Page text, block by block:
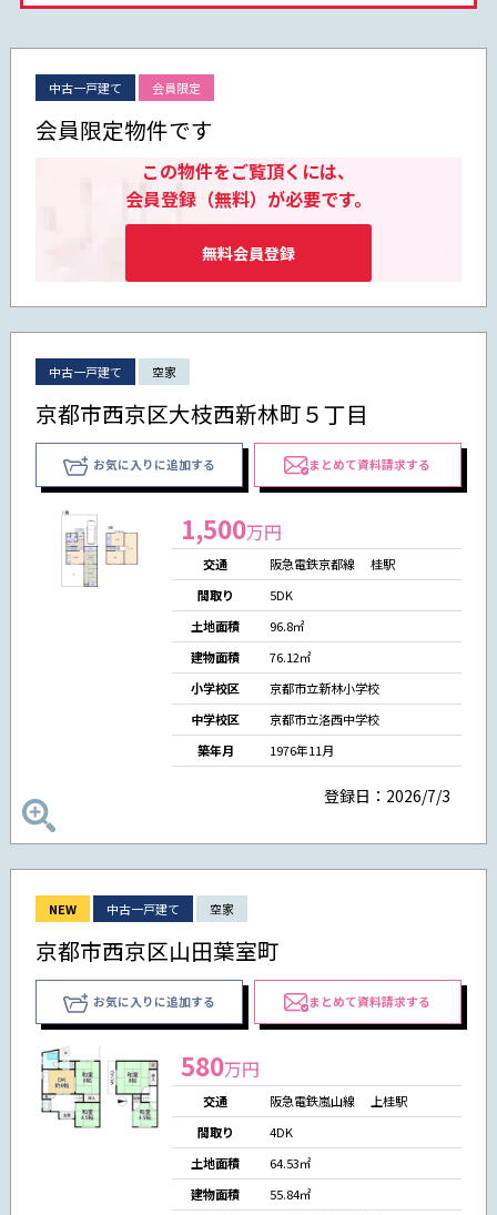
中古一戸建て 会員限定
会員限定物件です
この物件をご覧頂くには、
会員登録（無料）が必要です。
無料会員登録
中古一戸建て 空家
京都市西京区大枝西新林町５丁目
お気に入りに追加する まとめて資料請求する
1,500万円
交通
阪急電鉄京都線 桂駅
間取り
5DK
土地面積
96.8㎡
建物面積
76.12㎡
小学校区
京都市立新林小学校
中学校区
京都市立洛西中学校
築年月
1976年11月
登録日：2026/7/3
NEW 中古一戸建て 空家
京都市西京区山田葉室町
お気に入りに追加する まとめて資料請求する
580万円
交通
阪急電鉄嵐山線 上桂駅
間取り
4DK
土地面積
64.53㎡
建物面積
55.84㎡